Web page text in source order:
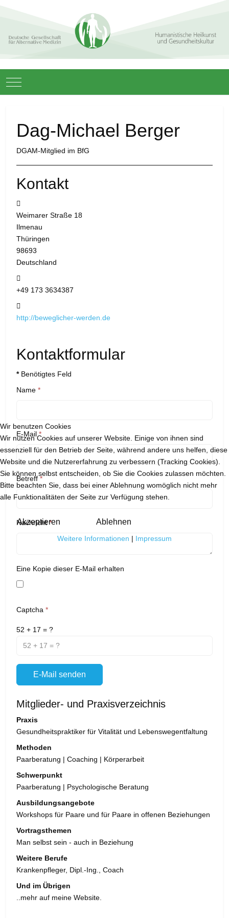
Mobile Menu Toggle
Dag-Michael Berger
DGAM-Mitglied im BfG
Kontakt
Weimarer Straße 18
Ilmenau
Thüringen
98693
Deutschland
+49 173 3634387
http://beweglicher-werden.de
Kontaktformular
*Benötigtes Feld
Name *
E-Mail*
Betreff*
Nachricht*
Eine Kopie dieser E-Mail erhalten
Captcha *
52 + 17 = ?
E-Mail senden
Mitglieder- und Praxisverzeichnis
Praxis
Gesundheitspraktiker für Vitalität und Lebenswegentfaltung
Methoden
Paarberatung | Coaching | Körperarbeit
Schwerpunkt
Paarberatung | Psychologische Beratung
Ausbildungsangebote
Workshops für Paare und für Paare in offenen Beziehungen
Vortragsthemen
Man selbst sein - auch in Beziehung
Weitere Berufe
Krankenpfleger, Dipl.-Ing., Coach
Und im Übrigen
..mehr auf meine Website.
Wir benutzen Cookies
Wir nutzen Cookies auf unserer Website. Einige von ihnen sind
essenziell für den Betrieb der Seite, während andere uns helfen, diese
Website und die Nutzererfahrung zu verbessern (Tracking Cookies).
Sie können selbst entscheiden, ob Sie die Cookies zulassen möchten.
Bitte beachten Sie, dass bei einer Ablehnung womöglich nicht mehr
alle Funktionalitäten der Seite zur Verfügung stehen.
Akzeptieren Ablehnen
Weitere Informationen | Impressum